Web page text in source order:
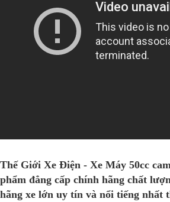
Thế Giới Xe Điện - Xe Máy 50cc
phẩm đẳng cấp chính hãng chất
hãng xe lớn uy tín và nổi tiếng nhất